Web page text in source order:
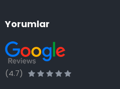
Yorumlar
(4.7)